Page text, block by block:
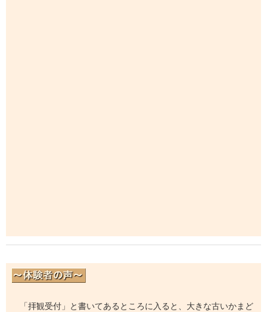
「拝観受付」と書いてあるところに入ると、大きな古いかまど